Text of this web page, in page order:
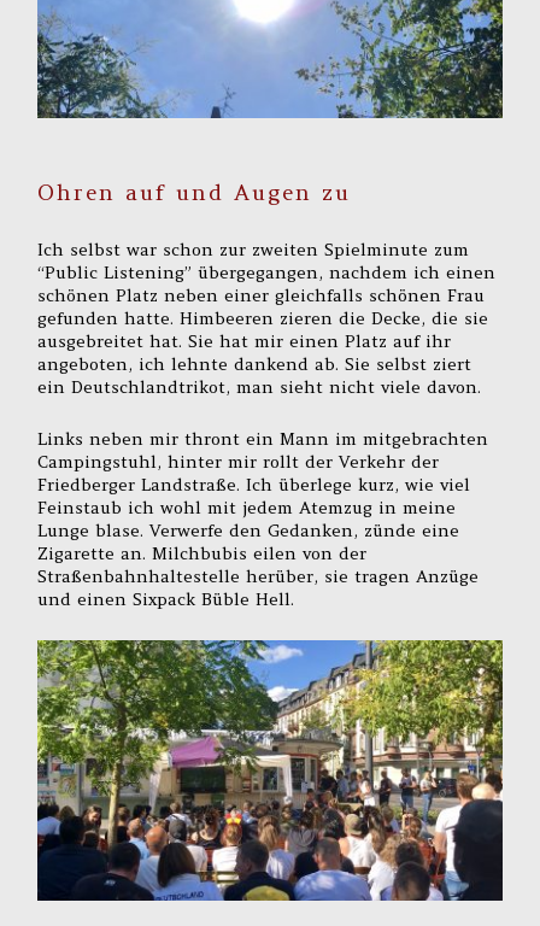
Ohren auf und Augen zu
Ich selbst war schon zur zweiten Spielminute zum
“Public Listening” übergegangen, nachdem ich einen
schönen Platz neben einer gleichfalls schönen Frau
gefunden hatte. Himbeeren zieren die Decke, die sie
ausgebreitet hat. Sie hat mir einen Platz auf ihr
angeboten, ich lehnte dankend ab. Sie selbst ziert
ein Deutschlandtrikot, man sieht nicht viele davon.
Links neben mir thront ein Mann im mitgebrachten
Campingstuhl, hinter mir rollt der Verkehr der
Friedberger Landstraße. Ich überlege kurz, wie viel
Feinstaub ich wohl mit jedem Atemzug in meine
Lunge blase. Verwerfe den Gedanken, zünde eine
Zigarette an. Milchbubis eilen von der
Straßenbahnhaltestelle herüber, sie tragen Anzüge
und einen Sixpack Büble Hell.